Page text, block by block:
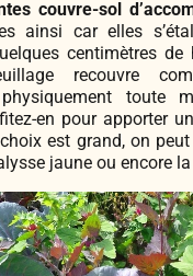
couvre-sol
ainsi car elles
centimètres de
recouvre
toute
en pour apporter
est grand, on
jaune ou encore